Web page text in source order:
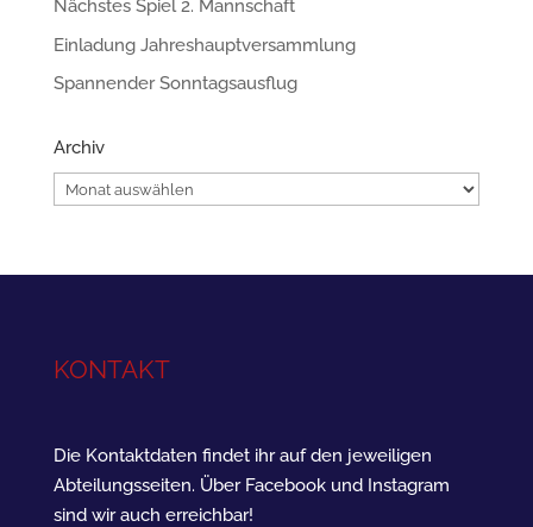
Nächstes Spiel 2. Mannschaft
Einladung Jahreshauptversammlung
Spannender Sonntagsausflug
Archiv
Archiv
KONTAKT
Die Kontaktdaten findet ihr auf den jeweiligen
Abteilungsseiten. Über Facebook und Instagram
sind wir auch erreichbar!